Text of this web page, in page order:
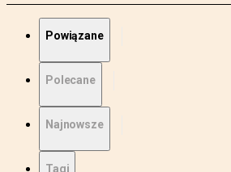
Powiązane
Polecane
Najnowsze
Tagi